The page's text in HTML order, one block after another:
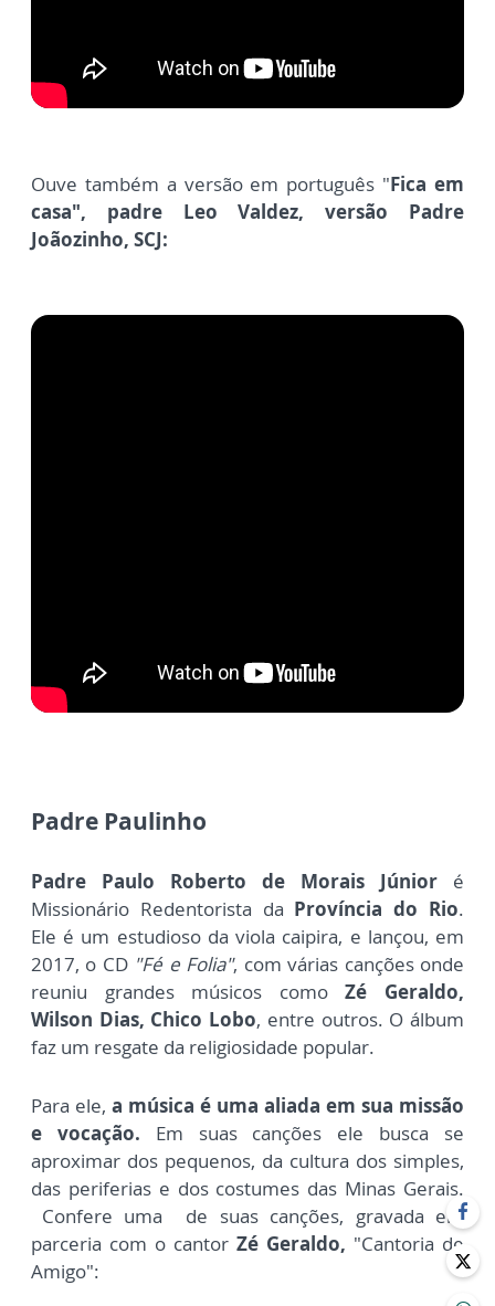
Ouve também a versão em português "Fica em
casa", padre Leo Valdez, versão Padre
Joãozinho, SCJ:
Padre Paulinho
Padre Paulo Roberto de Morais Júnior é
Missionário Redentorista da Província do Rio.
Ele é um estudioso da viola caipira, e lançou, em
2017, o CD"Fé e Folia", com várias canções onde
reuniu grandes músicos comoZé Geraldo,
Wilson Dias, Chico Lobo, entre outros. O álbum
faz um resgate da religiosidade popular.
Para ele, a música é uma aliada em sua missão
e vocação. Em suas canções ele busca se
aproximar dos pequenos, da cultura dos simples,
das periferias e dos costumes das Minas Gerais.
Confere uma de suas canções, gravada em
parceria com o cantor Zé Geraldo, "Cantoria de
Amigo":